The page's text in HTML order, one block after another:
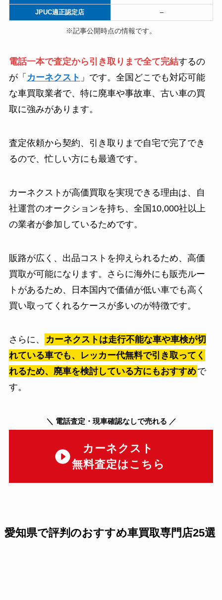
JPUC適正認定店 –
※記事公開時点の情報です。
電話一本で査定から引き取りまで全て完結するの
が「 カーネクスト 」です。全国どこでも対応可能
な車買取業者で、特に廃車や事故車、古い車の買
取に強みがあります。
査定依頼から契約、引き取りまで自宅で完了でき
るので、忙しい方にも最適です。
カーネクストが高価買取を実現できる理由は、自
社運営のオークションを持ち、全国10,000社以上
の業者が参加しているためです。
販路が広く、出品コストを抑えられるため、高価
買取が可能になります。さらに海外にも販売ルー
トがあるため、日本国内で価値が低い車でも高く
買い取ってくれるケースが多いのが特徴です。
さらに、
カーネクストは走行不能な車や車検が切
れている車でも、レッカー代無料で引き取ってく
れるため、廃車を検討している方にもおすすめで
す。
＼ 電話査定・現車確認なしで売れる ／
カーネクスト
無料査定はこちら
愛知県で評判のおすすめ車買取専門店25選